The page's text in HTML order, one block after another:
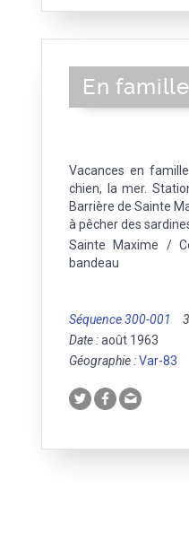
En
Vacances en
chien, la mer.
Barrière de Sainte
à pêcher des
Sainte Maxime /
bandeau
Séquence 300-001
Date :août 1963
Géographie :Var-83